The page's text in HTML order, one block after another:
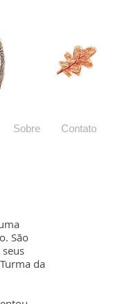
Sobre Contato
São
da